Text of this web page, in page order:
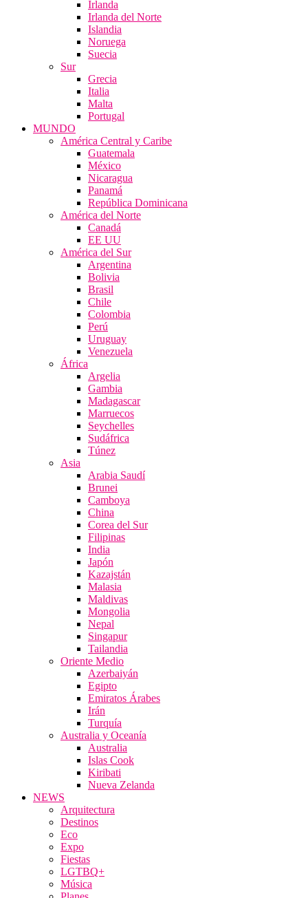
Irlanda
Irlanda del Norte
Islandia
Noruega
Suecia
Sur
Grecia
Italia
Malta
Portugal
MUNDO
América Central y Caribe
Guatemala
México
Nicaragua
Panamá
República Dominicana
América del Norte
Canadá
EE UU
América del Sur
Argentina
Bolivia
Brasil
Chile
Colombia
Perú
Uruguay
Venezuela
África
Argelia
Gambia
Madagascar
Marruecos
Seychelles
Sudáfrica
Túnez
Asia
Arabia Saudí
Brunei
Camboya
China
Corea del Sur
Filipinas
India
Japón
Kazajstán
Malasia
Maldivas
Mongolia
Nepal
Singapur
Tailandia
Oriente Medio
Azerbaiyán
Egipto
Emiratos Árabes
Irán
Turquía
Australia y Oceanía
Australia
Islas Cook
Kiribati
Nueva Zelanda
NEWS
Arquitectura
Destinos
Eco
Expo
Fiestas
LGTBQ+
Música